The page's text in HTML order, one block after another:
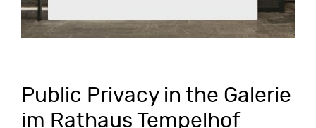
Public Privacy in the Galerie
im Rathaus Tempelhof